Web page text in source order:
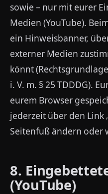
sowie – nur mit eurer
Medien (YouTube).
ein Hinweisbanner,
externer Medien
könnt
i. V. m. § 25 TDDDG).
eurem Browser
jederzeit über den Link
Seitenfuß ändern oder
8.
(YouTube)